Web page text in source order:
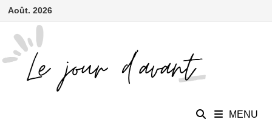
Passer
contenu
Août. 2026
MENU